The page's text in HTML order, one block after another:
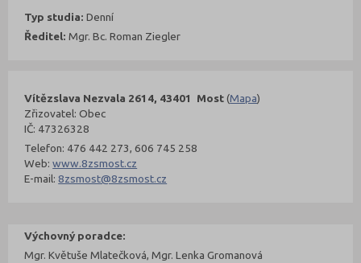
Vítězslava Nezvala 2614, 43401 Most(Mapa)
Zřizovatel: Obec
IČ: 47326328
Telefon: 476 442 273, 606 745 258
Web:www.8zsmost.cz
E-mail:8zsmost@8zsmost.cz
Typ studia: Denní
Ředitel: Mgr. Bc. Roman Ziegler
Výchovný poradce:
Mgr. Květuše Mlatečková, Mgr. Lenka Gromanová